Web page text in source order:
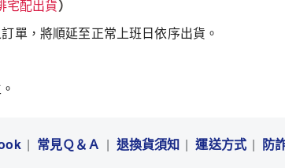
宅配出貨）
單，將順延至正常上班日依序出貨。
常見Ｑ＆Ａ 退換貨須知 運送方式 防